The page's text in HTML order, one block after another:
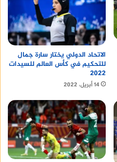
الاتحاد الدولي يختار سارة جمال
للتحكيم في كأس العالم للسيدات
2022
14 أبريل، 2022